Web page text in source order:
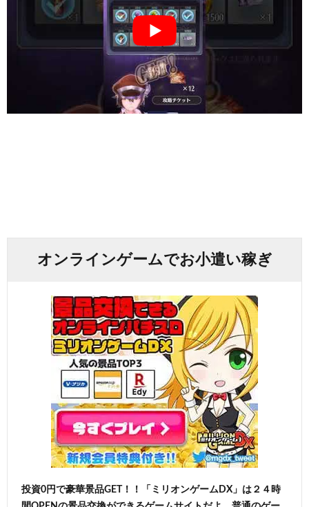
オンラインゲームでお小遣い稼ぎ
投資0円で豪華景品GET！！「ミリオンゲームDX」は２４時